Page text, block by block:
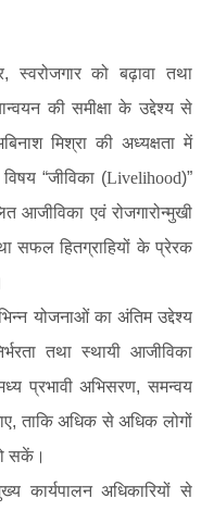
को बढ़ावा तथा
की समीक्षा के उद्देश्य से
मिश्रा की अध्यक्षता में
“जीविका (Livelihood)”
आजीविका एवं रोजगारोन्मुखी
सफल हितग्राहियों के प्रेरक
योजनाओं का अंतिम उद्देश्य
तथा स्थायी आजीविका
प्रभावी अभिसरण, समन्वय
ताकि अधिक से अधिक लोगों
सकें।
कार्यपालन अधिकारियों से